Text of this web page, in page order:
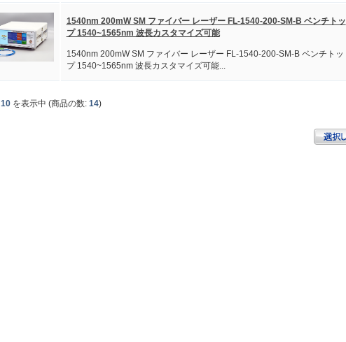
1540nm 200mW SM ファイバー レーザー FL-1540-200-SM-B ベンチトッ
プ 1540~1565nm 波長カスタマイズ可能
1540nm 200mW SM ファイバー レーザー FL-1540-200-SM-B ベンチトッ
プ 1540~1565nm 波長カスタマイズ可能...
10を表示中 (商品の数: 14)